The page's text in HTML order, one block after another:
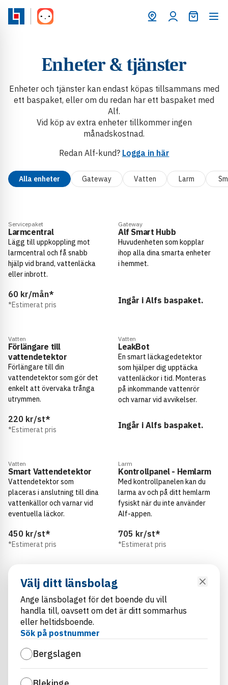
Enheter & tjänster
Enheter och tjänster kan endast köpas tillsammans med
ett baspaket, eller om du redan har ett baspaket med
Alf.
Vid köp av extra enheter tillkommer ingen
månadskostnad.
Redan Alf-kund? Logga in här
Alla enheter Gateway Vatten Larm
Servicepaket
Larmcentral
Lägg till uppkoppling mot
larmcentral och få snabb
hjälp vid brand, vattenläcka
eller inbrott.
60 kr/mån*
*Estimerat pris
Gateway
Alf Smart Hubb
Huvudenheten som kopplar
ihop alla dina smarta enheter
i hemmet.
Ingår i Alfs baspaket.
Vatten
Förlängare till
vattendetektor
Förlängare till din
vattendetektor som gör det
enkelt att övervaka trånga
utrymmen.
220 kr/st*
*Estimerat pris
Vatten
LeakBot
En smart läckagedetektor
som hjälper dig upptäcka
vattenläckor i tid. Monteras
på inkommande vattenrör
och varnar vid avvikelser.
Ingår i Alfs baspaket.
Vatten
Smart Vattendetektor
Vattendetektor som
placeras i anslutning till dina
vattenkällor och varnar vid
eventuella läckor.
450 kr/st*
*Estimerat pris
Larm
Kontrollpanel - Hemlarm
Med kontrollpanelen kan du
larma av och på ditt hemlarm
fysiskt när du inte använder
Alf-appen.
705 kr/st*
*Estimerat pris
Larm
Magnetsensor -
Hemlarm
Sensorn upptäcker och
larmar om en dörr eller ett
fönster öppnas.
365kr/st
Estimerat pris
Hemlarm
Reagerar och larmar om
Välj ditt länsbolag
Ange länsbolaget för det boende du vill
handla till, oavsett om det är ditt sommarhus
eller heltidsboende.
Sök på postnummer
Bergslagen